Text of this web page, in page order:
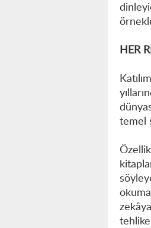
HER
temel